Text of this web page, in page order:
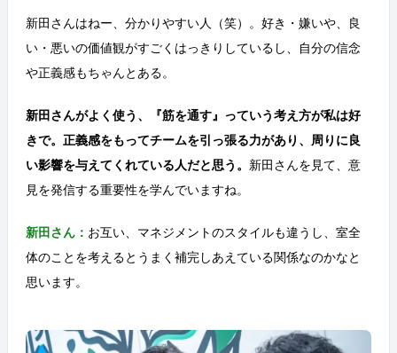
新田さんはねー、分かりやすい人（笑）。好き・嫌いや、良
い・悪いの価値観がすごくはっきりしているし、自分の信念
や正義感もちゃんとある。
新田さんがよく使う、『筋を通す』っていう考え方が私は好
きで。正義感をもってチームを引っ張る力があり、周りに良
い影響を与えてくれている人だと思う。 新田さんを見て、意
見を発信する重要性を学んでいますね。
新田さん： お互い、マネジメントのスタイルも違うし、室全
体のことを考えるとうまく補完しあえている関係なのかなと
思います。